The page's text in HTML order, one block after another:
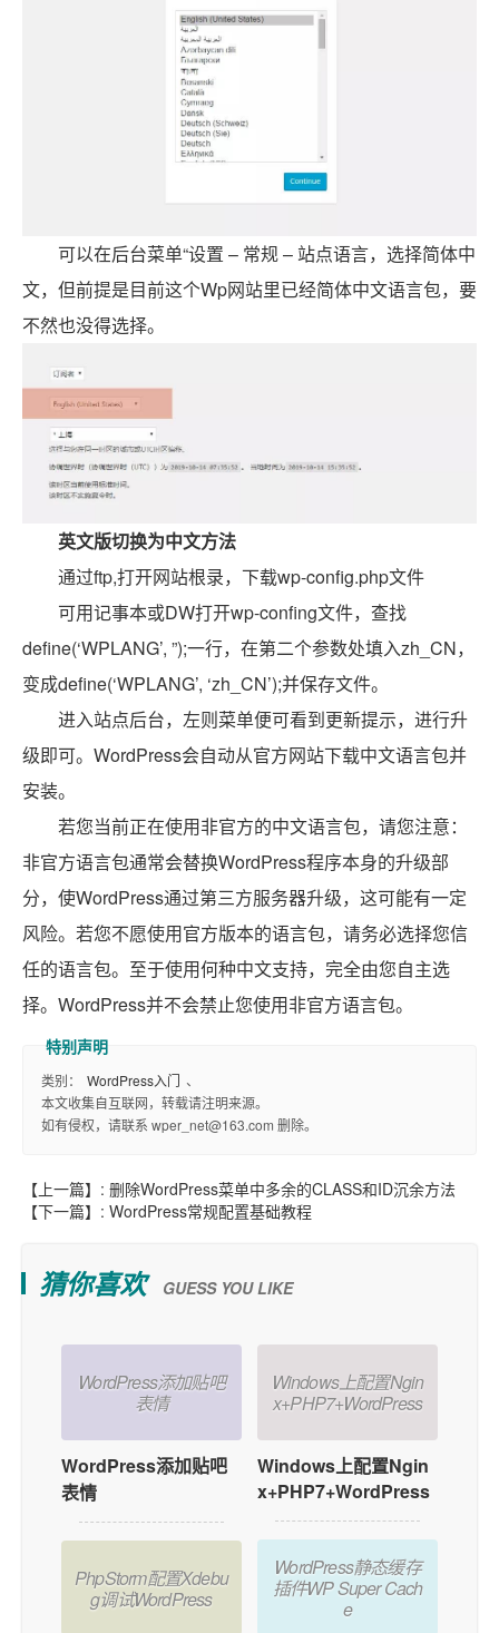
可以在后台菜单“设置 – 常规 – 站点语言，选择简体中
文，但前提是目前这个Wp网站里已经简体中文语言包，要
不然也没得选择。
英文版切换为中文方法
通过ftp,打开网站根录，下载wp-config.php文件
可用记事本或DW打开wp-confing文件，查找
define(‘WPLANG’, ”);一行，在第二个参数处填入zh_CN，
变成define(‘WPLANG’, ‘zh_CN’);并保存文件。
进入站点后台，左则菜单便可看到更新提示，进行升
级即可。WordPress会自动从官方网站下载中文语言包并
安装。
若您当前正在使用非官方的中文语言包，请您注意：
非官方语言包通常会替换WordPress程序本身的升级部
分，使WordPress通过第三方服务器升级，这可能有一定
风险。若您不愿使用官方版本的语言包，请务必选择您信
任的语言包。至于使用何种中文支持，完全由您自主选
择。WordPress并不会禁止您使用非官方语言包。
类别： WordPress入门 、
本文收集自互联网，转载请注明来源。
如有侵权，请联系 wper_net@163.com 删除。
【上一篇】: 删除WordPress菜单中多余的CLASS和ID沉余方法
【下一篇】: WordPress常规配置基础教程
猜你喜欢 GUESS YOU LIKE
WordPress添加贴吧
表情
WordPress添加贴吧
表情
PhpStorm配置Xdebu
g调试WordPress
Windows上配置Ngin
x+PHP7+WordPress
Windows上配置Ngin
x+PHP7+WordPress
WordPress静态缓存
插件WP Super Cach
e